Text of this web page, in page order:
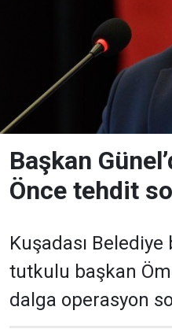
Başkan
Önce tehdit
Kuşadası Belediye
tutkulu başkan
dalga operasyon